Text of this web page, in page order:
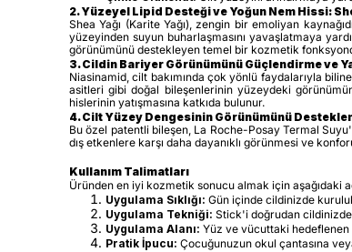
2. Yüzeyel Lipid Desteği ve Yoğun Nem Hissi:
Shea Yağı (Karite Yağı), zengin bir emoliyan
yüzeyinden suyun buharlaşmasını yavaşlatmaya
görünümünü destekleyen temel bir kozmetik
3. Cildin Bariyer Görünümünü Güçlendirme ve
Niasinamid, cilt bakımında çok yönlü faydalarıyla
asitleri gibi doğal bileşenlerinin yüzeydeki
hislerinin yatışmasına katkıda bulunur.
4. Cilt Yüzey Dengesinin Görünümünü
Bu özel patentli bileşen, La Roche-Posay Termal
dış etkenlere karşı daha dayanıklı görünmesi ve
Kullanım Talimatları
Üründen en iyi kozmetik sonucu almak için aşağıdaki
Uygulama Sıklığı: Gün içinde cildinizde
Uygulama Tekniği: Stick'i doğrudan
Uygulama Alanı: Yüz ve vücuttaki
Pratik İpucu: Çocuğunuzun okul çantasına